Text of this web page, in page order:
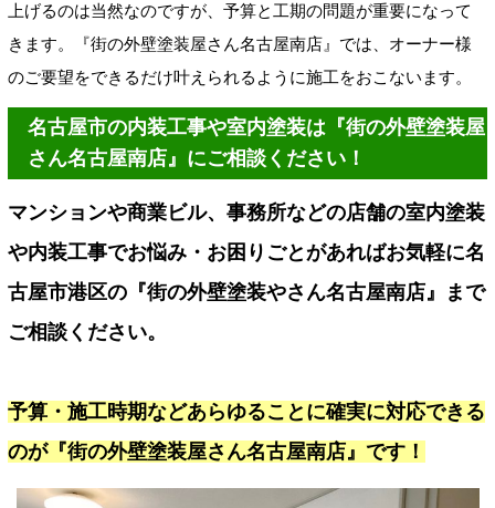
上げるのは当然なのですが、予算と工期の問題が重要になって
きます。『街の外壁塗装屋さん名古屋南店』では、オーナー様
のご要望をできるだけ叶えられるように施工をおこないます。
名古屋市の内装工事や室内塗装は『街の外壁塗装屋
さん名古屋南店』にご相談ください！
マンションや商業ビル、事務所などの店舗の室内塗装
や内装工事でお悩み・お困りごとがあればお気軽に名
古屋市港区の『街の外壁塗装やさん名古屋南店』まで
ご相談ください。
予算・施工時期などあらゆることに確実に対応できる
のが『街の外壁塗装屋さん名古屋南店』です！